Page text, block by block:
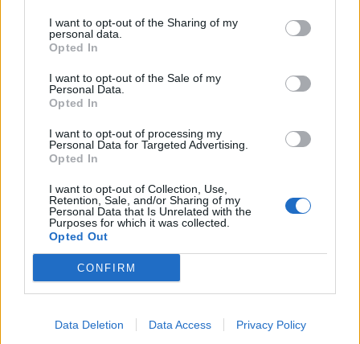
I want to opt-out of the Sharing of my
personal data.
Opted In
I want to opt-out of the Sale of my
Personal Data.
Opted In
I want to opt-out of processing my
Personal Data for Targeted Advertising.
Opted In
I want to opt-out of Collection, Use,
Retention, Sale, and/or Sharing of my
Personal Data that Is Unrelated with the
Purposes for which it was collected.
Opted Out
CONFIRM
Data Deletion Data Access Privacy Policy
2024. január 21., vasárnap
Hasznosítják az egykori szülészet
üresen álló épületét
Szentegyházán